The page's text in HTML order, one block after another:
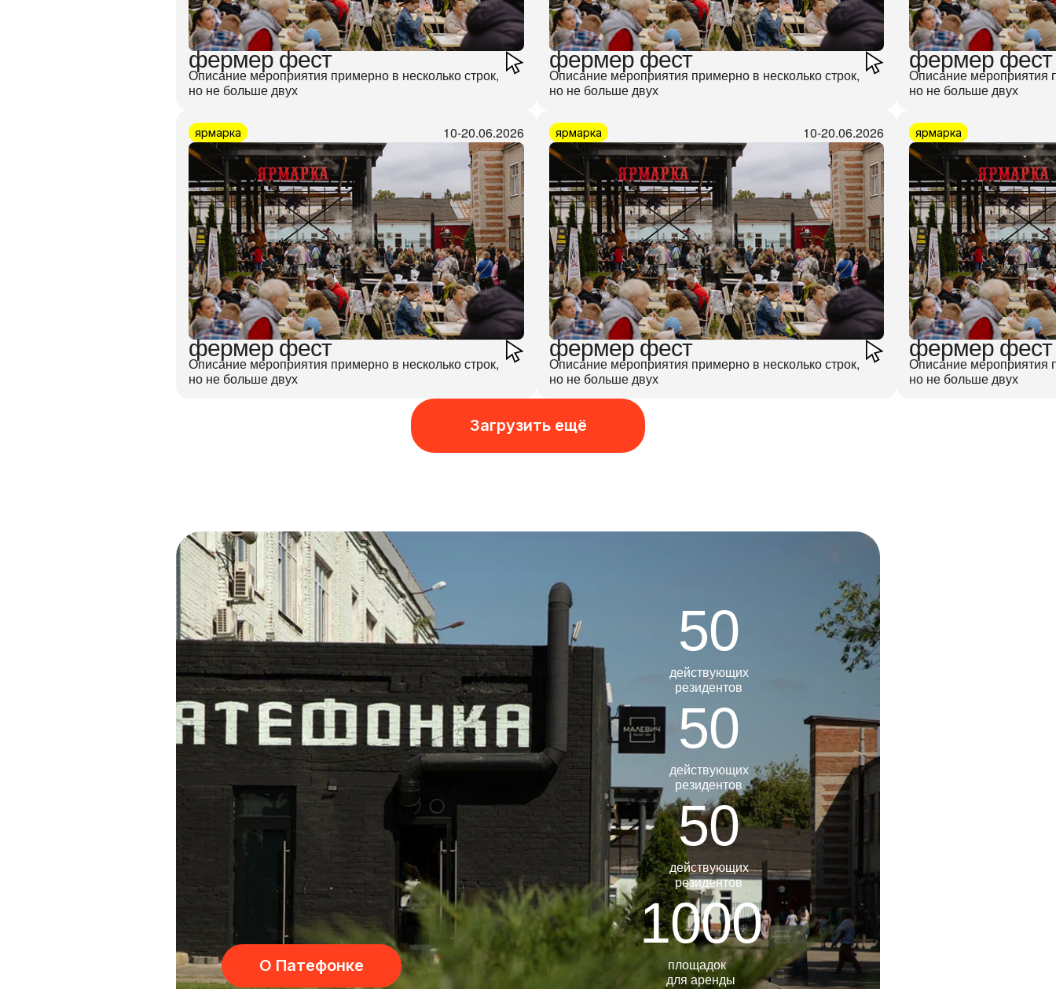
фермер фест
Описание мероприятия примерно в несколько строк,
но не больше двух
фермер фест
Описание мероприятия примерно в несколько строк,
но не больше двух
фермер фест
Описание мероприятия
но не больше двух
ярмарка 10-20.06.2026
фермер фест
Описание мероприятия примерно в несколько строк,
но не больше двух
ярмарка 10-20.06.2026
фермер фест
Описание мероприятия примерно в несколько строк,
но не больше двух
ярмарка
фермер фест
Описание мероприятия
но не больше двух
Загрузить ещё
О Патефонке
50
действующих
резидентов
50
действующих
резидентов
50
действующих
резидентов
1000
площадок
для аренды